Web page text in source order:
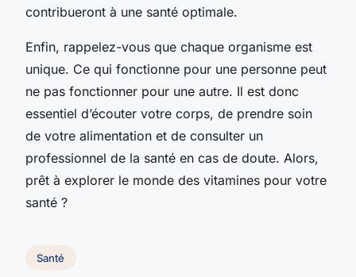
contribueront à une santé optimale.
Enfin, rappelez-vous que chaque organisme est
unique. Ce qui fonctionne pour une personne peut
ne pas fonctionner pour une autre. Il est donc
essentiel d’écouter votre corps, de prendre soin
de votre alimentation et de consulter un
professionnel de la santé en cas de doute. Alors,
prêt à explorer le monde des vitamines pour votre
santé ?
Santé